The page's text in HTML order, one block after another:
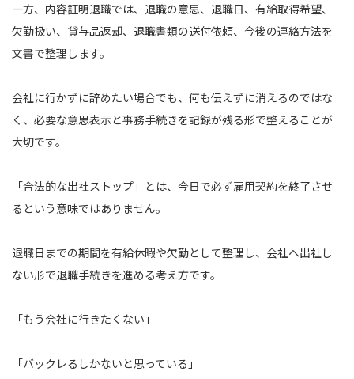
一方、内容証明退職では、退職の意思、退職日、有給取得希望、
欠勤扱い、貸与品返却、退職書類の送付依頼、今後の連絡方法を
文書で整理します。
会社に行かずに辞めたい場合でも、何も伝えずに消えるのではな
く、必要な意思表示と事務手続きを記録が残る形で整えることが
大切です。
「合法的な出社ストップ」とは、今日で必ず雇用契約を終了させ
るという意味ではありません。
退職日までの期間を有給休暇や欠勤として整理し、会社へ出社し
ない形で退職手続きを進める考え方です。
「もう会社に行きたくない」
「バックレるしかないと思っている」